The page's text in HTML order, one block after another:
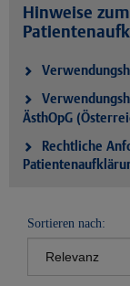
Hinweise
ÄsthOpG
Rechtliche
Sortieren nach: